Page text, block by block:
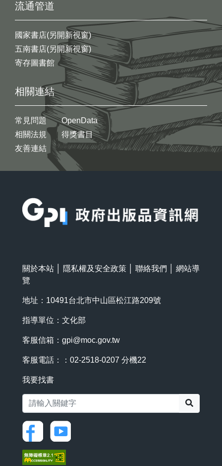
流通管道
國家書店(另開新視窗)
五南書店(另開新視窗)
寄存圖書館
相關連結
常見問題
相關法規
友善連結
OpenData
得獎書目
關於本站 隱私權及安全政策 聯絡我們
網站導
覽
地址：10491台北市中山區松江路209號
指導單位：文化部
客服信箱： gpi@moc.gov.tw
客服電話：：02-2518-0207 分機22
我要找書